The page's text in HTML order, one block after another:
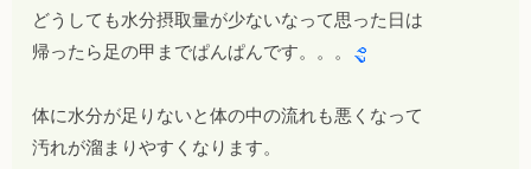
どうしても水分摂取量が少ないなって思った日は
帰ったら足の甲までぱんぱんです。。。
体に水分が足りないと体の中の流れも悪くなって
汚れが溜まりやすくなります。